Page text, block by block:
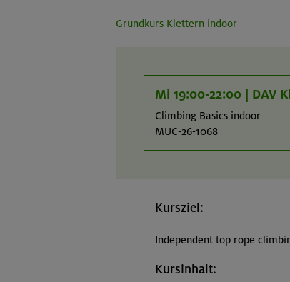
Grundkurs Klettern indoor
Mi 19:00-22:00 | DAV
Climbing Basics indoor
MUC-26-1068
Kursziel:
Independent top rope
Kursinhalt: